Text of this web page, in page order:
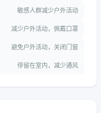
敏感人群减少户外活动
减少户外活动，佩戴口罩
避免户外活动，关闭门窗
停留在室内，减少通风